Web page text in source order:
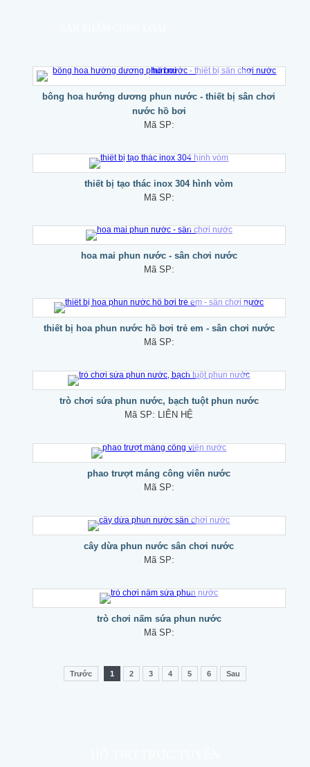
bông hoa hướng dương phun nước - thiết bị sân chơi
nước hồ bơi
Mã SP:
thiết bị tạo thác inox 304 hình vòm
Mã SP:
hoa mai phun nước - sân chơi nước
Mã SP:
thiết bị hoa phun nước hồ bơi trẻ em - sân chơi nước
Mã SP:
trò chơi sứa phun nước, bạch tuột phun nước
Mã SP: LIÊN HỆ
phao trượt máng công viên nước
Mã SP:
cây dừa phun nước sân chơi nước
Mã SP:
trò chơi nấm sứa phun nước
Mã SP:
Trước 1 2 3 4 5 6 Sau